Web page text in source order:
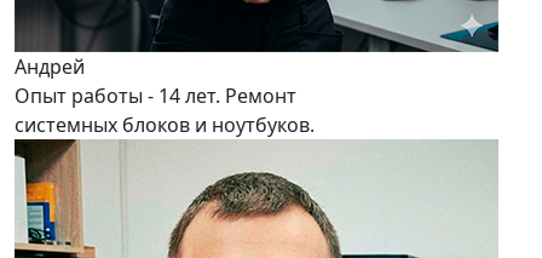
Андрей
Опыт работы - 14 лет. Ремонт
системных блоков и ноутбуков.